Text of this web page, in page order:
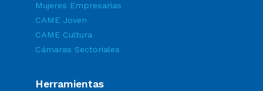
Mujeres Empresarias
CAME Joven
CAME Cultura
Cámaras Sectoriales
Herramientas